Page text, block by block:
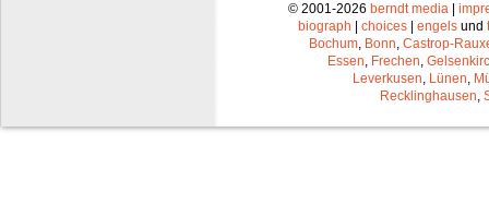
© 2001-2026 berndt media|
biograph
choices engels und
Bochum, Bonn, Castrop-
Essen, Frechen,
Leverkusen, Lünen,
Recklinghausen,